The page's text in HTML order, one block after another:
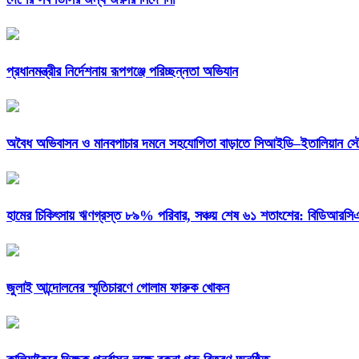
প্রধানমন্ত্রীর নির্দেশনায় রূপগঞ্জে পরিচ্ছন্নতা অভিযান
অবৈধ অভিবাসন ও মানবপাচার দমনে সহযোগিতা বাড়াতে সিআইডি–ইতালিয়ান
হামের চিকিৎসায় ঋণগ্রস্ত ৮৯% পরিবার, সঞ্চয় শেষ ৬১ শতাংশের:
জুলাই আন্দোলনের স্মৃতিচারণে গোলাম ফারুক খোকন